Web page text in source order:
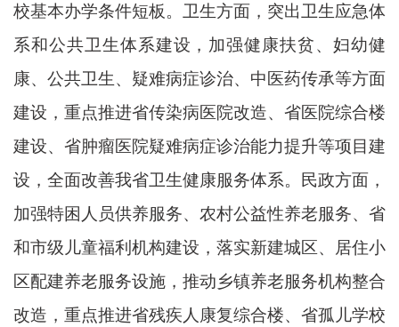
校基本办学条件短板。卫生方面，突出卫生应急体
系和公共卫生体系建设，加强健康扶贫、妇幼健
康、公共卫生、疑难病症诊治、中医药传承等方面
建设，重点推进省传染病医院改造、省医院综合楼
建设、省肿瘤医院疑难病症诊治能力提升等项目建
设，全面改善我省卫生健康服务体系。民政方面，
加强特困人员供养服务、农村公益性养老服务、省
和市级儿童福利机构建设，落实新建城区、居住小
区配建养老服务设施，推动乡镇养老服务机构整合
改造，重点推进省残疾人康复综合楼、省孤儿学校